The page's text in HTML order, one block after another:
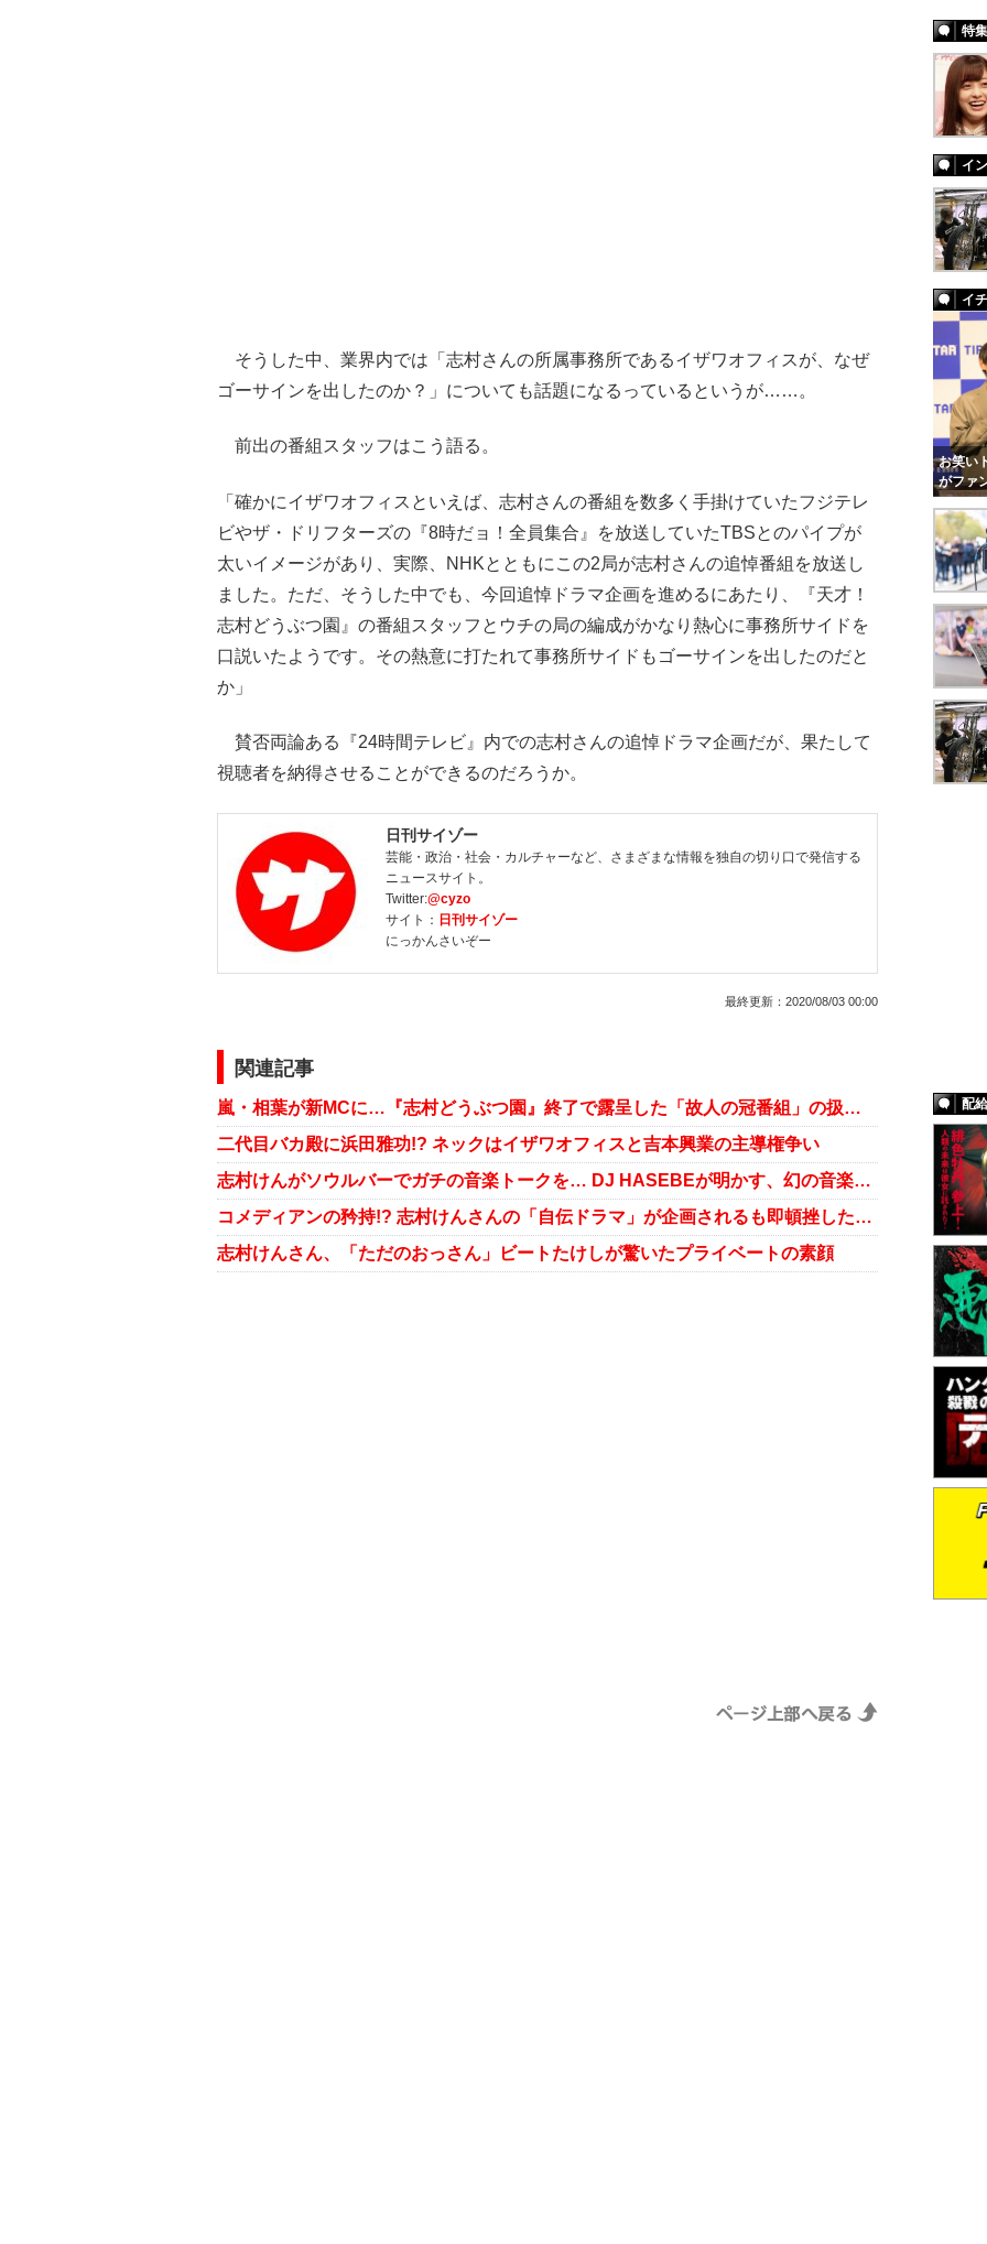
そうした中、業界内では「志村さんの所属事務所であるイザワオフィスが、なぜ
ゴーサインを出したのか？」についても話題になるっているというが……。
前出の番組スタッフはこう語る。
「確かにイザワオフィスといえば、志村さんの番組を数多く手掛けていたフジテレ
ビやザ・ドリフターズの『8時だョ！全員集合』を放送していたTBSとのパイプが
太いイメージがあり、実際、NHKとともにこの2局が志村さんの追悼番組を放送し
ました。ただ、そうした中でも、今回追悼ドラマ企画を進めるにあたり、『天才！
志村どうぶつ園』の番組スタッフとウチの局の編成がかなり熱心に事務所サイドを
口説いたようです。その熱意に打たれて事務所サイドもゴーサインを出したのだと
か」
賛否両論ある『24時間テレビ』内での志村さんの追悼ドラマ企画だが、果たして
視聴者を納得させることができるのだろうか。
日刊サイゾー
芸能・政治・社会・カルチャーなど、さまざまな情報を独自の切り口で発信する
ニュースサイト。
Twitter:@cyzo
サイト： 日刊サイゾー
にっかんさいぞー
最終更新： 2020/08/03 00:00
関連記事
嵐・相葉が新MCに…『志村どうぶつ園』終了で露呈した「故人の冠番組」の扱いの難しさ
二代目バカ殿に浜田雅功!? ネックはイザワオフィスと吉本興業の主導権争い
志村けんがソウルバーでガチの音楽トークを… DJ HASEBEが明かす、幻の音楽番組制作秘話
コメディアンの矜持!? 志村けんさんの「自伝ドラマ」が企画されるも即頓挫した理由とは？
志村けんさん、「ただのおっさん」ビートたけしが驚いたプライベートの素顔
特集
イ
イ
お笑い
がファ
配